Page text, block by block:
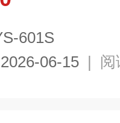
601S
2026-06-15 | 阅